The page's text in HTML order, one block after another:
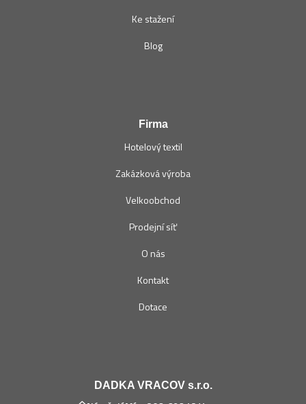
Ke stažení
Blog
Firma
Hotelový textil
Zakázková výroba
Velkoobchod
Prodejní síť
O nás
Kontakt
Dotace
DADKA VRACOV s.r.o.